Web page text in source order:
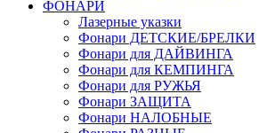
ФОНАРИ
Лазерные указки
Фонари ДЕТСКИЕ/БРЕЛКИ
Фонари для ДАЙВИНГА
Фонари для КЕМПИНГА
Фонари для РУЖЬЯ
Фонари ЗАЩИТА
Фонари НАЛОБНЫЕ